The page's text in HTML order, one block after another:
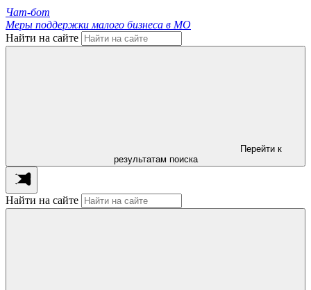
Чат-бот
Меры поддержки малого бизнеса в МО
Найти на сайте
Перейти к
результатам поиска
Найти на сайте